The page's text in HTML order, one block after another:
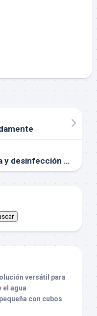
Cómo hacer la limpieza y desinfección de una oficina profesionalmente
versátil para
el agua
con cubos